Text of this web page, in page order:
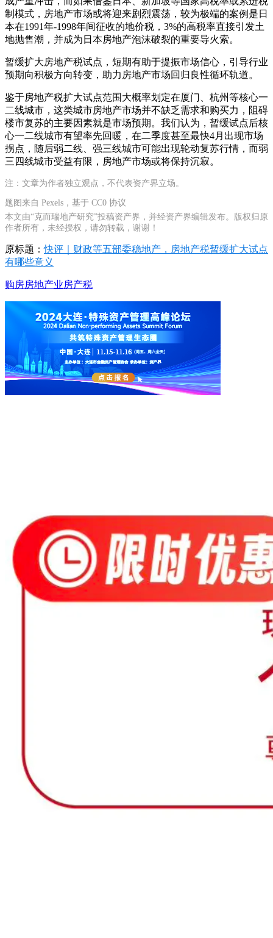
制模式，房地产市场或将迎来剧烈震荡，较为极端的案例是日
本在1991年-1998年间征收的地价税，3%的高税率直接引发土
地抛售潮，并成为日本房地产泡沫破裂的重要导火索。
暂缓扩大房地产税试点，短期有助于提振市场信心，引导行业
预期向积极方向转变，助力房地产市场回归良性循环轨道。
鉴于房地产税扩大试点范围大概率划定在厦门、杭州等核心一
二线城市，这类城市房地产市场并不缺乏需求和购买力，阻碍
楼市复苏的主要因素就是市场预期。我们认为，暂缓试点后核
心一二线城市有望率先回暖，在二季度甚至最快4月出现市场
拐点，随后弱二线、强三线城市可能出现轮动复苏行情，而弱
三四线城市受益有限，房地产市场或将保持沉寂。
注：文章为作者独立观点，不代表资产界立场。
题图来自 Pexels，基于 CC0 协议
本文由“克而瑞地产研究”投稿资产界，并经资产界编辑发布。版权归原
作者所有，未经授权，请勿转载，谢谢！
原标题：快评｜财政等五部委稳地产，房地产税暂缓扩大试点
有哪些意义
购房房地产业房产税